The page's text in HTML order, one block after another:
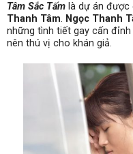
Tâm Sắc Tấm là dự án
Thanh Tâm. Ngọc Thanh
những tình tiết gay cấn
nên thú vị cho khán giả.